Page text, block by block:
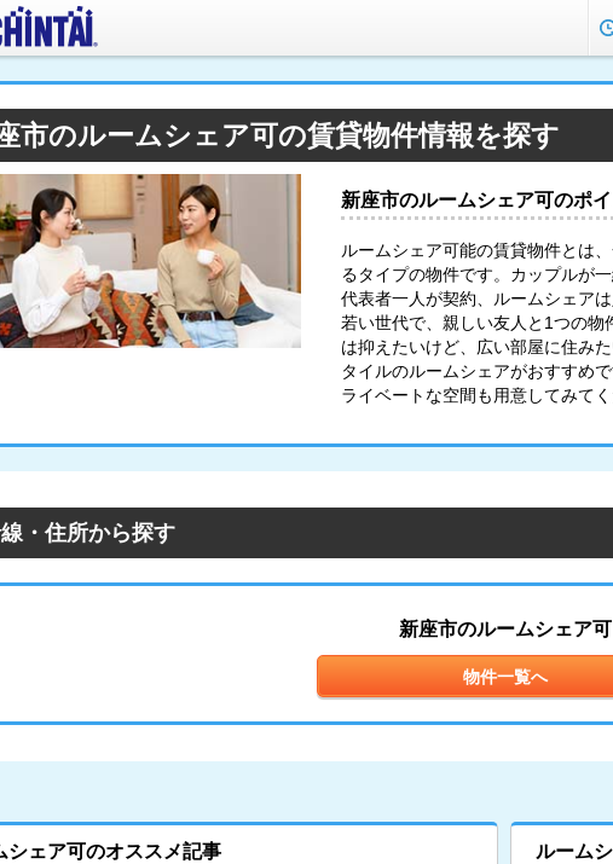
市のルームシェア可の賃貸物件情報を探す
新座市のルームシェア可のポイ
ルームシェア可能の賃貸物件とは
るタイプの物件です。カップルが
代表者一人が契約、ルームシェア
若い世代で、親しい友人と1つの
は抑えたいけど、広い部屋に住み
タイルのルームシェアがおすすめ
ライベートな空間も用意してみて
・住所から探す
新座市のルームシェア可
物件一覧へ
シェア可のオススメ記事 ルーム